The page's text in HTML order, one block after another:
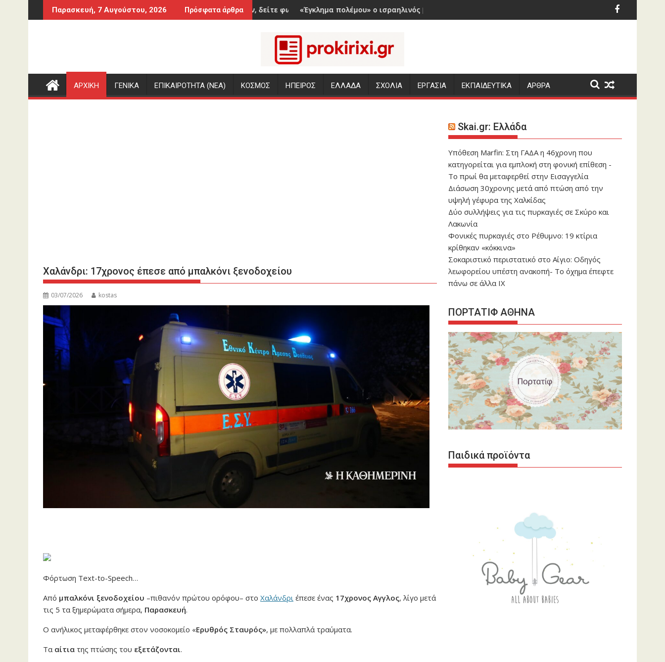
Περάστε
στο
Παρασκευή, 7 Αυγούστου, 2026 Πρόσφατα άρθρα
– Αύριο στον Εισαγγελέα«Μαρμαροκολόνα μου» της γράφουν, δείτε φωτογραφίες«Έγκλημα πολέμου» ο ισραηλινός βομβαρδισμός που σκότωσε δημοσιογράφο στον Λίβανο, καταγγέλλουν τρεις ΜΚΟ
Καύσωνας στο γραφείο: Πόσο μπορεί να χαλαρώσει το dress code;
Συνελήφθη πρώην
ΑΡΧΙΚΗ ΓΕΝΙΚΑ ΕΠΙΚΑΙΡΟΤΗΤΑ (ΝΕΑ) ΚΟΣΜΟΣ ΗΠΕΙΡΟΣ ΕΛΛΑΔΑ ΣΧΟΛΙΑ ΕΡΓΑΣΙΑ ΕΚΠΑΙΔΕΥΤΙΚΑ ΑΡΘΡΑ
Χαλάνδρι: 17χρονος έπεσε από μπαλκόνι ξενοδοχείου
03/07/2026 kostas
Φόρτωση Text-to-Speech…
Από μπαλκόνι ξενοδοχείου –πιθανόν πρώτου ορόφου– στο Χαλάνδρι έπεσε ένας 17χρονος Αγγλος, λίγο μετά
τις 5 τα ξημερώματα σήμερα, Παρασκευή.
Ο ανήλικος μεταφέρθηκε στον νοσοκομείο «Ερυθρός Σταυρός», με πολλαπλά τραύματα.
Τα αίτια της πτώσης του εξετάζονται.
Skai.gr: Ελλάδα
Υπόθεση Marfin: Στη ΓΑΔΑ η 46χρονη που
κατηγορείται για εμπλοκή στη φονική επίθεση -
Το πρωί θα μεταφερθεί στην Εισαγγελία
Διάσωση 30χρονης μετά από πτώση από την
υψηλή γέφυρα της Χαλκίδας
Δύο συλλήψεις για τις πυρκαγιές σε Σκύρο και
Λακωνία
Φονικές πυρκαγιές στο Ρέθυμνο: 19 κτίρια
κρίθηκαν «κόκκινα»
Σοκαριστικό περιστατικό στο Αίγιο: Οδηγός
λεωφορείου υπέστη ανακοπή- Tο όχημα έπεφτε
πάνω σε άλλα ΙΧ
ΠΟΡΤΑΤΙΦ ΑΘΗΝΑ
Παιδικά προϊόντα